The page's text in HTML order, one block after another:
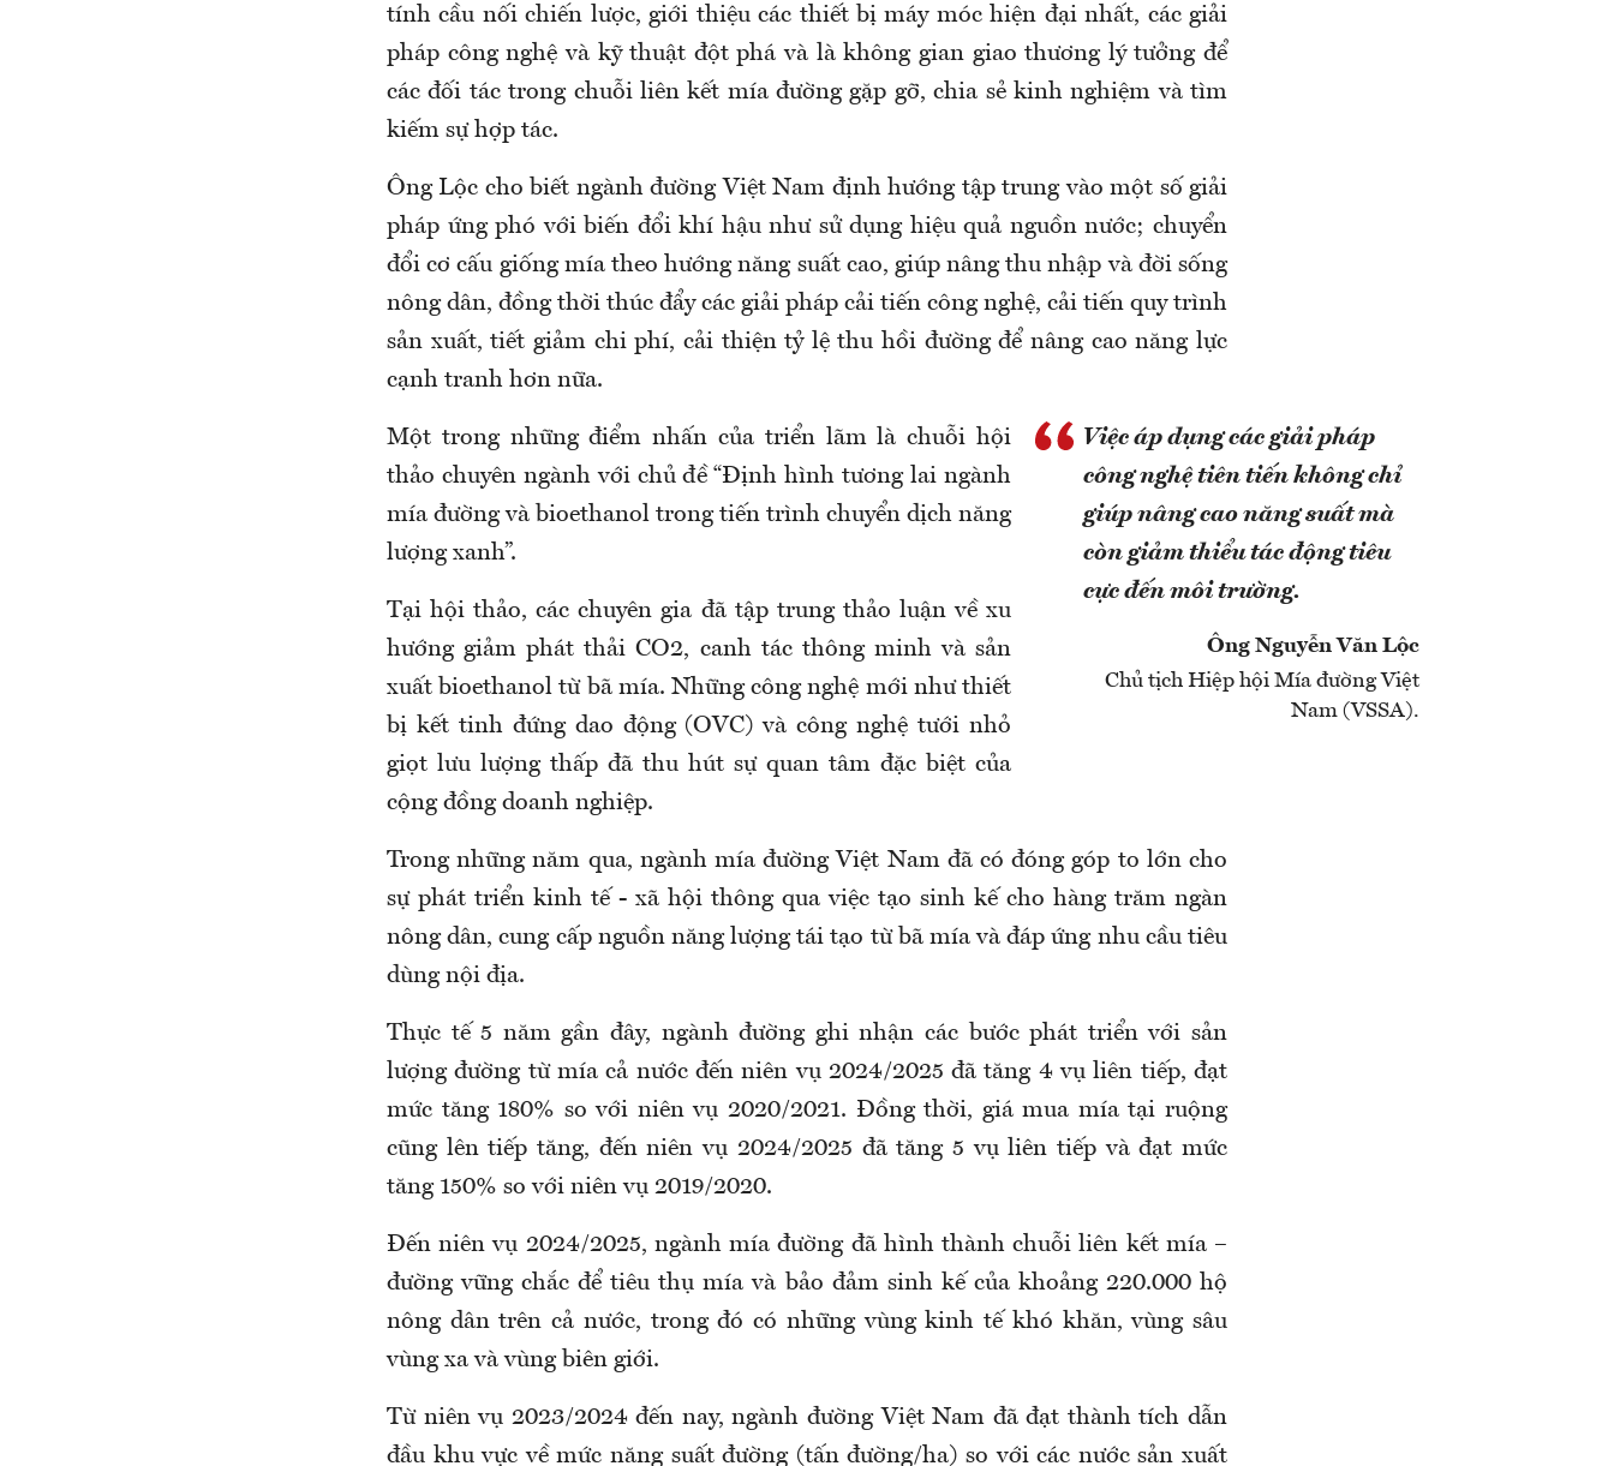
tính cầu nối chiến lược, giới thiệu các thiết bị máy móc hiện đại nhất, các giải
pháp công nghệ và kỹ thuật đột phá và là không gian giao thương lý tưởng để
các đối tác trong chuỗi liên kết mía đường gặp gỡ, chia sẻ kinh nghiệm và tìm
kiếm sự hợp tác.
Ông Lộc cho biết ngành đường Việt Nam định hướng tập trung vào một số giải
pháp ứng phó với biến đổi khí hậu như sử dụng hiệu quả nguồn nước; chuyển
đổi cơ cấu giống mía theo hướng năng suất cao, giúp nâng thu nhập và đời sống
nông dân, đồng thời thúc đẩy các giải pháp cải tiến công nghệ, cải tiến quy trình
sản xuất, tiết giảm chi phí, cải thiện tỷ lệ thu hồi đường để nâng cao năng lực
cạnh tranh hơn nữa.
Việc áp dụng các giải pháp
công nghệ tiên tiến không chỉ
giúp nâng cao năng suất mà
còn giảm thiểu tác động tiêu
cực đến môi trường.
Ông Nguyễn Văn Lộc
Chủ tịch Hiệp hội Mía đường Việt
Nam (VSSA).
Một trong những điểm nhấn của triển lãm là chuỗi hội
thảo chuyên ngành với chủ đề “Định hình tương lai ngành
mía đường và bioethanol trong tiến trình chuyển dịch năng
lượng xanh”.
Tại hội thảo, các chuyên gia đã tập trung thảo luận về xu
hướng giảm phát thải CO2, canh tác thông minh và sản
xuất bioethanol từ bã mía. Những công nghệ mới như thiết
bị kết tinh đứng dao động (OVC) và công nghệ tưới nhỏ
giọt lưu lượng thấp đã thu hút sự quan tâm đặc biệt của
cộng đồng doanh nghiệp.
Trong những năm qua, ngành mía đường Việt Nam đã có đóng góp to lớn cho
sự phát triển kinh tế - xã hội thông qua việc tạo sinh kế cho hàng trăm ngàn
nông dân, cung cấp nguồn năng lượng tái tạo từ bã mía và đáp ứng nhu cầu tiêu
dùng nội địa.
Thực tế 5 năm gần đây, ngành đường ghi nhận các bước phát triển với sản
lượng đường từ mía cả nước đến niên vụ 2024/2025 đã tăng 4 vụ liên tiếp, đạt
mức tăng 180% so với niên vụ 2020/2021. Đồng thời, giá mua mía tại ruộng
cũng lên tiếp tăng, đến niên vụ 2024/2025 đã tăng 5 vụ liên tiếp và đạt mức
tăng 150% so với niên vụ 2019/2020.
Đến niên vụ 2024/2025, ngành mía đường đã hình thành chuỗi liên kết mía –
đường vững chắc để tiêu thụ mía và bảo đảm sinh kế của khoảng 220.000 hộ
nông dân trên cả nước, trong đó có những vùng kinh tế khó khăn, vùng sâu
vùng xa và vùng biên giới.
Từ niên vụ 2023/2024 đến nay, ngành đường Việt Nam đã đạt thành tích dẫn
đầu khu vực về mức năng suất đường (tấn đường/ha) so với các nước sản xuất